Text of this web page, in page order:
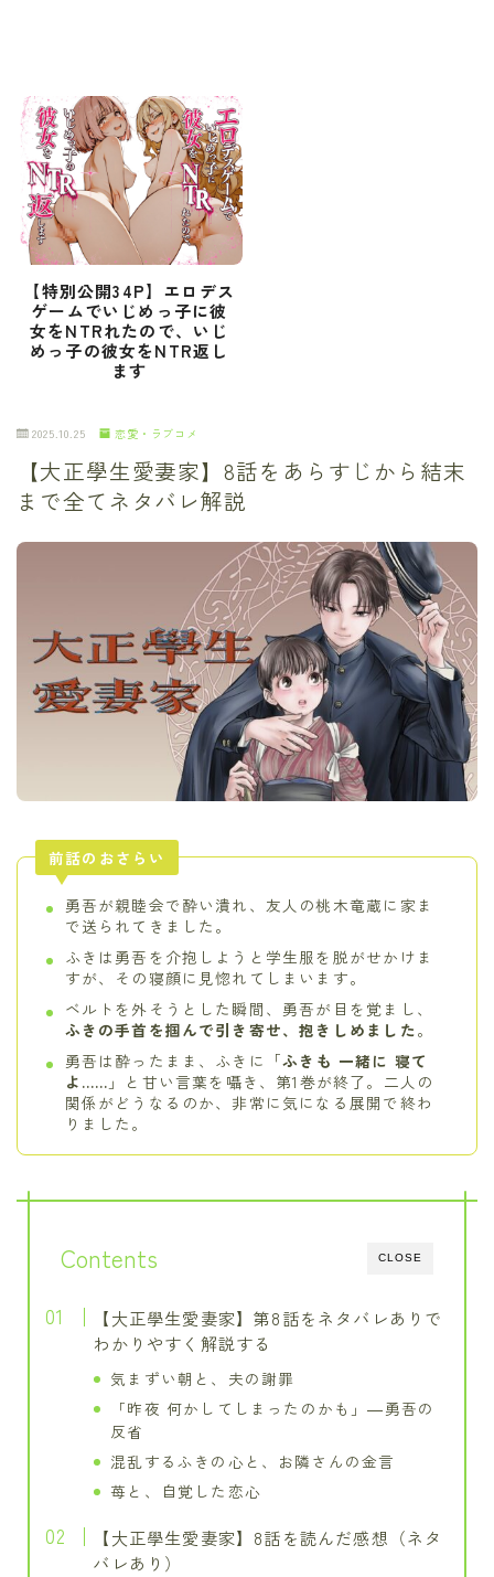
【特別公開34P】エロデス
ゲームでいじめっ子に彼
女をNTRれたので、いじ
めっ子の彼女をNTR返し
ます
2025.10.25 恋愛・ラブコメ
【大正學生愛妻家】8話をあらすじから結末
まで全てネタバレ解説
前話のおさらい
勇吾が親睦会で酔い潰れ、友人の桃木竜蔵に家ま
で送られてきました。
ふきは勇吾を介抱しようと学生服を脱がせかけま
すが、その寝顔に見惚れてしまいます。
ベルトを外そうとした瞬間、勇吾が目を覚まし、
ふきの手首を掴んで引き寄せ、抱きしめました。
勇吾は酔ったまま、ふきに「ふきも 一緒に 寝て
よ…… 」と甘い言葉を囁き、第1巻が終了。二人の
関係がどうなるのか、非常に気になる展開で終わ
りました。
CLOSE
Contents
【大正學生愛妻家】第8話をネタバレありで
わかりやすく解説する
気まずい朝と、夫の謝罪
「昨夜 何かしてしまったのかも」―勇吾の
反省
混乱するふきの心と、お隣さんの金言
苺と、自覚した恋心
【大正學生愛妻家】8話を読んだ感想（ネタ
バレあり）